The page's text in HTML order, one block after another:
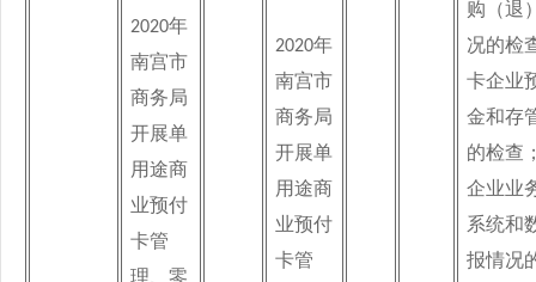
2020年
南宫市
商务局
开展单
用途商
业预付
卡管
2020年
南宫市
商务局
开展单
用途商
业预付
卡管
购（退
况的检
卡企业
金和存
的检查
企业业
系统和
报情况